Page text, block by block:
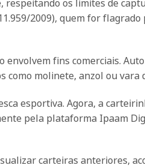
os limites de
2009), quem for flagrado
fins comerciais.
como molinete, anzol ou vara
esportiva. Agora, a
pela plataforma Ipaam
carteiras anteriores,